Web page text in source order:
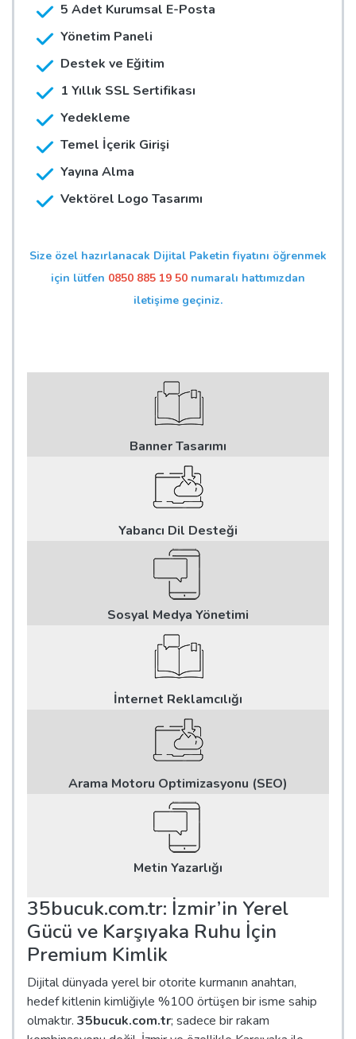
5 Adet Kurumsal E-Posta
Yönetim Paneli
Destek ve Eğitim
1 Yıllık SSL Sertifikası
Yedekleme
Temel İçerik Girişi
Yayına Alma
Vektörel Logo Tasarımı
Size özel hazırlanacak Dijital Paketin fiyatını öğrenmek
için lütfen 0850 885 19 50 numaralı hattımızdan
iletişime geçiniz.
Banner Tasarımı
Yabancı Dil Desteği
Sosyal Medya Yönetimi
İnternet Reklamcılığı
Arama Motoru Optimizasyonu (SEO)
Metin Yazarlığı
35bucuk.com.tr: İzmir’in Yerel
Gücü ve Karşıyaka Ruhu İçin
Premium Kimlik
Dijital dünyada yerel bir otorite kurmanın anahtarı,
hedef kitlenin kimliğiyle %100 örtüşen bir isme sahip
olmaktır. 35bucuk.com.tr; sadece bir rakam